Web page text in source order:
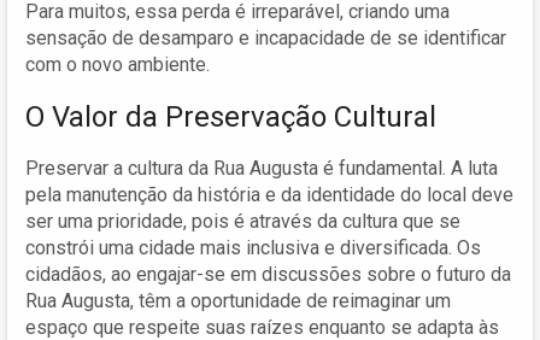
Para muitos, essa perda é irreparável, criando uma
sensação de desamparo e incapacidade de se identificar
com o novo ambiente.
O Valor da Preservação Cultural
Preservar a cultura da Rua Augusta é fundamental. A luta
pela manutenção da história e da identidade do local deve
ser uma prioridade, pois é através da cultura que se
constrói uma cidade mais inclusiva e diversificada. Os
cidadãos, ao engajar-se em discussões sobre o futuro da
Rua Augusta, têm a oportunidade de reimaginar um
espaço que respeite suas raízes enquanto se adapta às